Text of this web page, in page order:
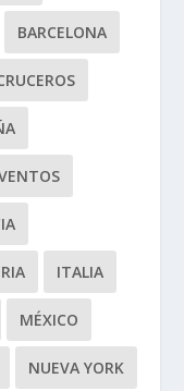
BARCELONA
ITALIA
MÉXICO
NUEVA YORK